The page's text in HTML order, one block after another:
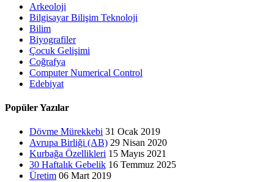
Arkeoloji
Bilgisayar Bilişim Teknoloji
Bilim
Biyografiler
Çocuk Gelişimi
Coğrafya
Computer Numerical Control
Edebiyat
Popüler Yazılar
Dövme Mürekkebi 31 Ocak 2019
Avrupa Birliği (AB) 29 Nisan 2020
Kurbağa Özellikleri 15 Mayıs 2021
30 Haftalık Gebelik 16 Temmuz 2025
Üretim 06 Mart 2019